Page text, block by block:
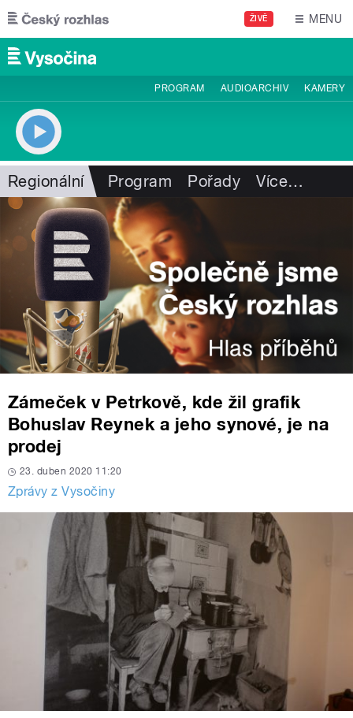
Přejít k hlavnímu obsahu
ŽIVĚ MENU
PROGRAM AUDIOARCHIV KAMERY
Regionální Program Pořady Více…
Zámeček v Petrkově, kde žil grafik
Bohuslav Reynek a jeho synové, je na
prodej
23. duben 2020 11:20
Zprávy z Vysočiny